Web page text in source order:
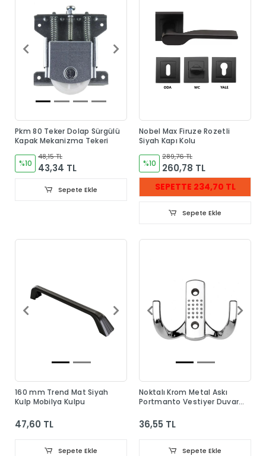
Pkm 80 Teker Dolap Sürgülü
Kapak Mekanizma Tekeri
%10
48,15 TL
43,34 TL
Sepete Ekle
Nobel Max Firuze Rozetli
Siyah Kapı Kolu
%10
289,76 TL
260,78 TL
SEPETTE 234,70 TL
Sepete Ekle
160 mm Trend Mat Siyah
Kulp Mobilya Kulpu
47,60 TL
Sepete Ekle
Noktalı Krom Metal Askı
Portmanto Vestiyer Duvar
36,55 TL
Sepete Ekle